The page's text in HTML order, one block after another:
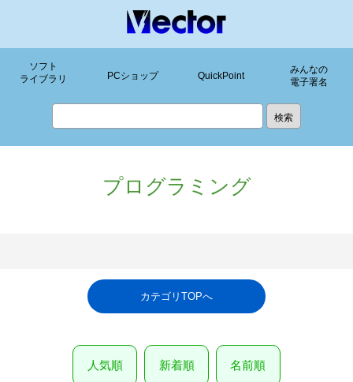
ソフト
ライブラリ
PCショップ QuickPoint
みんなの
電子署名
プログラミング
カテゴリTOPへ
人気順 新着順 名前順